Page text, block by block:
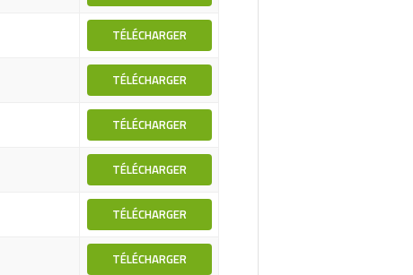
TÉLÉCHARGER
TÉLÉCHARGER
TÉLÉCHARGER
TÉLÉCHARGER
TÉLÉCHARGER
TÉLÉCHARGER